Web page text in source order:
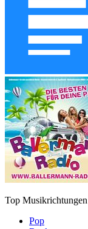
Top Musikrichtungen
Pop